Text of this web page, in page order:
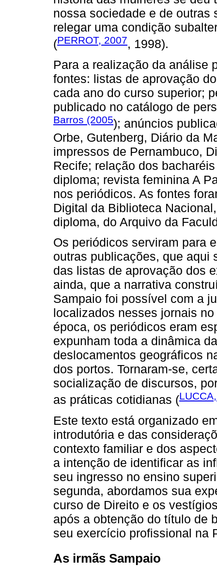
nossa sociedade e de outras
relegar uma condição
(PERROT, 2007, 1998).
Para a realização da análise
fontes: listas de aprovação
cada ano do curso superior;
publicado no catálogo de
Barros (2005); anúncios
Orbe, Gutenberg, Diário da
impressos de Pernambuco,
Recife; relação dos
diploma; revista feminina A
nos periódicos. As fontes
Digital da Biblioteca
diploma, do Arquivo da
Os periódicos serviram para
outras publicações, que aqui
das listas de aprovação dos
ainda, que a narrativa
Sampaio foi possível com a
localizados nesses jornais
época, os periódicos eram
expunham toda a dinâmica
deslocamentos geográficos
dos portos. Tornaram-se,
socialização de discursos,
as práticas cotidianas (
Este texto está organizado
introdutória e das
contexto familiar e dos
a intenção de identificar as
seu ingresso no ensino
segunda, abordamos sua
curso de Direito e os
após a obtenção do título de
seu exercício profissional na
As irmãs Sampaio